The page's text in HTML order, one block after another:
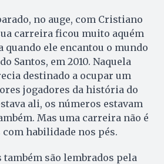
no auge, com Cristiano
carreira ficou muito aquém
quando ele encantou o mundo
Santos, em 2010. Naquela
destinado a ocupar um
jogadores da história do
ali, os números estavam
Mas uma carreira não é
habilidade nos pés.
também são lembrados pela